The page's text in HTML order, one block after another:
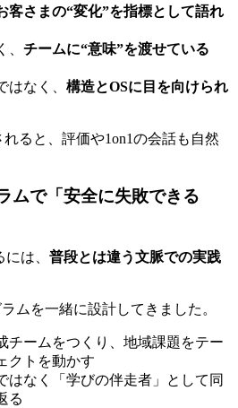
客さまの“変化”を指標として語れ
、 チームに“意味”を渡せている
はなく、 構造とOSに目を向けられ
れると、評価や1on1の会話も自然
ムで「安全に失敗できる
は、 普段とは違う文脈での実践
ムを一緒に設計してきました。
チームをつくり、地域課題をテー
クトを動かす
はなく「学びの伴走者」として同
る